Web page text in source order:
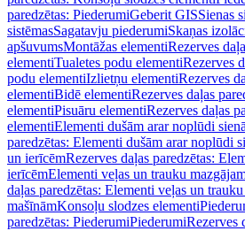
paredzētas: PiederumiGeberit GISSienas
sistēmasSagatavju piederumiSkaņas
apšuvumsMontāžas elementiRezerves
elementiTualetes podu elementiRezerves
podu elementiIzlietņu elementiRezerves
elementiBidē elementiRezerves daļas
elementiPisuāru elementiRezerves daļas
elementiElementi dušām arar noplūdi sienā
paredzētas: Elementi dušām arar noplūdi
un ierīcēmRezerves daļas paredzētas:
ierīcēmElementi veļas un trauku
daļas paredzētas: Elementi veļas un
mašīnāmKonsoļu slodzes elementi
paredzētas: PiederumiPiederumiRezerves